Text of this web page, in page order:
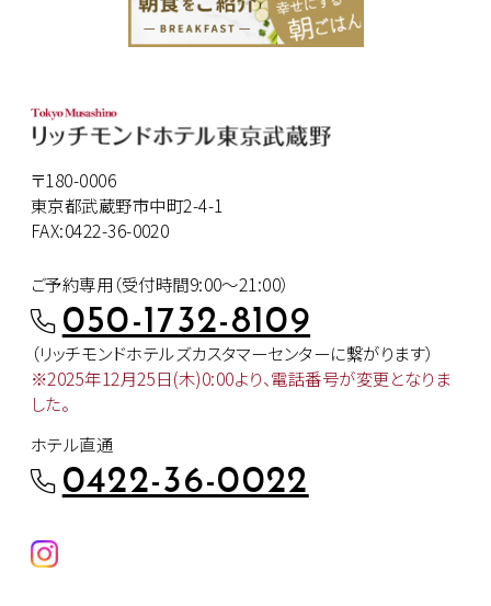
〒180-0006
東京都武蔵野市中町2-4-1
FAX:0422-36-0020
ご予約専用（受付時間9:00～21:00）
050-1732-8109
（リッチモンドホテルズカスタマーセンターに繋がります）
※2025年12月25日(木)0:00より、電話番号が変更となりま
した。
ホテル直通
0422-36-0022